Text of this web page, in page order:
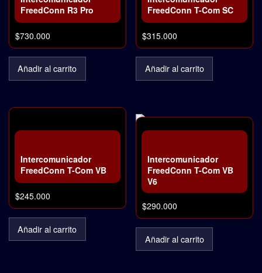
FreedConn R3 Pro
$730.000
Añadir al carrito
FreedConn T-Com SC
$315.000
Añadir al carrito
Intercomunicador
FreedConn T-Com VB
$245.000
Añadir al carrito
Intercomunicador
FreedConn T-Com VB
V6
$290.000
Añadir al carrito